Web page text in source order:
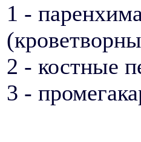
1 -
2 - костные
3 -